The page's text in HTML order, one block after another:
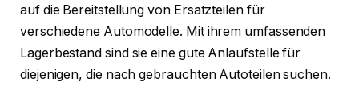
auf die Bereitstellung von Ersatzteilen für
verschiedene Automodelle. Mit ihrem umfassenden
Lagerbestand sind sie eine gute Anlaufstelle für
diejenigen, die nach gebrauchten Autoteilen suchen.